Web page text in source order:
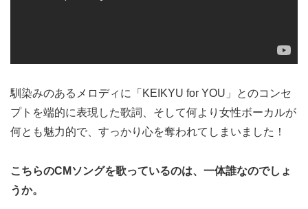
馴染みのあるメロディに「KEIKYU for YOU」とのコンセ
プトを端的に表現した歌詞、そして何より女性ボーカルが
何とも魅力的で、すっかり心を奪われてしまいました！
こちらのCMソングを歌っているのは、一体誰なのでしょ
うか。